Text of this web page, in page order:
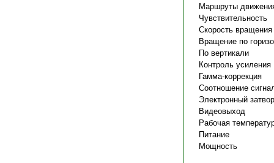
Маршруты
Чувствительность
Скорость вращения
Вращение по
По вертикали
Контроль усиления
Гамма-коррекция
Соотношение
Электронный затвор
Видеовыход
Рабочая
Питание
Мощность